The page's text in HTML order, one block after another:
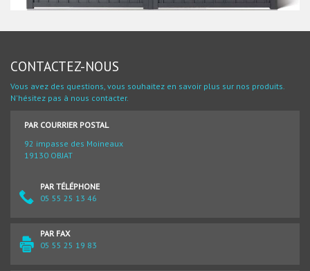
CONTACTEZ-NOUS
Vous avez des questions, vous souhaitez en savoir plus sur nos produits.
N'hésitez pas à nous contacter.
PAR COURRIER POSTAL
92 impasse des Moineaux
19130 OBJAT
PAR TÉLÉPHONE
05 55 25 13 46
PAR FAX
05 55 25 19 83